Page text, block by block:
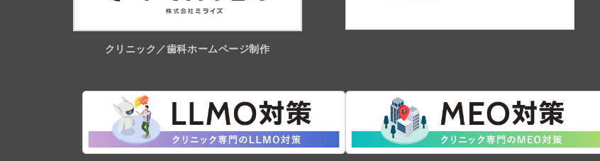
クリニック／歯科ホームページ制作